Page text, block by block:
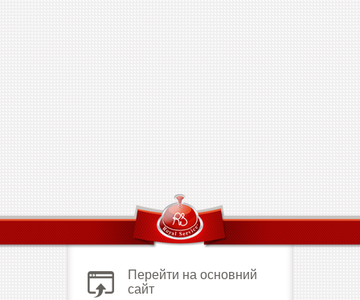
Перейти на основний
сайт